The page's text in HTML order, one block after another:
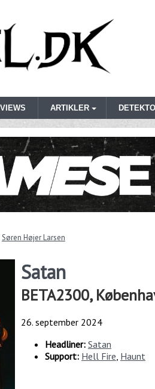
ARTIKLER
Søren Højer Larsen
Satan
BETA2300,
26. september 2024
Headliner: Satan
Support: Hell Fire Haunt